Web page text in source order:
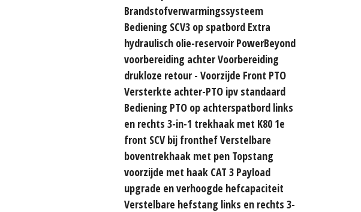
Brandstofverwarmingssysteem
Bediening SCV3 op spatbord Extra
hydraulisch olie-reservoir PowerBeyond
voorbereiding achter Voorbereiding
drukloze retour - Voorzijde Front PTO
Versterkte achter-PTO ipv standaard
Bediening PTO op achterspatbord links
en rechts 3-in-1 trekhaak met K80 1e
front SCV bij fronthef Verstelbare
boventrekhaak met pen Topstang
voorzijde met haak CAT 3 Payload
upgrade en verhoogde hefcapaciteit
Verstelbare hefstang links en rechts 3-